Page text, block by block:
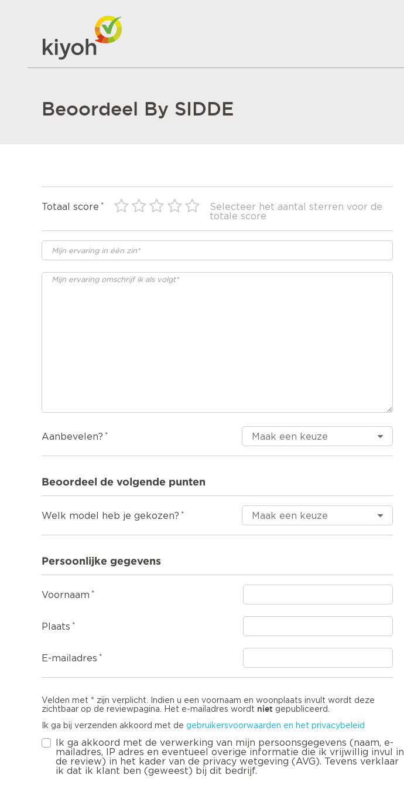
Beoordeel By SIDDE
Totaal score
Selecteer het aantal sterren voor de
totale score
Aanbevelen?
Beoordeel de volgende punten
Welk model heb je gekozen?
Persoonlijke gegevens
Voornaam
Plaats
E-mailadres
Velden met * zijn verplicht. Indien u een voornaam en woonplaats invult wordt deze
zichtbaar op de reviewpagina. Het e-mailadres wordt niet gepubliceerd.
Ik ga bij verzenden akkoord met de gebruikersvoorwaarden en het privacybeleid
Ik ga akkoord met de verwerking van mijn persoonsgegevens (naam, e-
mailadres, IP adres en eventueel overige informatie die ik vrijwillig invul in
de review) in het kader van de privacy wetgeving (AVG). Tevens verklaar
ik dat ik klant ben (geweest) bij dit bedrijf.